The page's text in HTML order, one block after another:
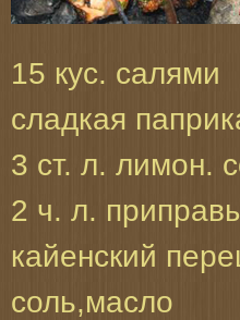
15 кус. салями
сладкая
3 ст. л. лимон.
2 ч. л.
кайенский
соль,масло